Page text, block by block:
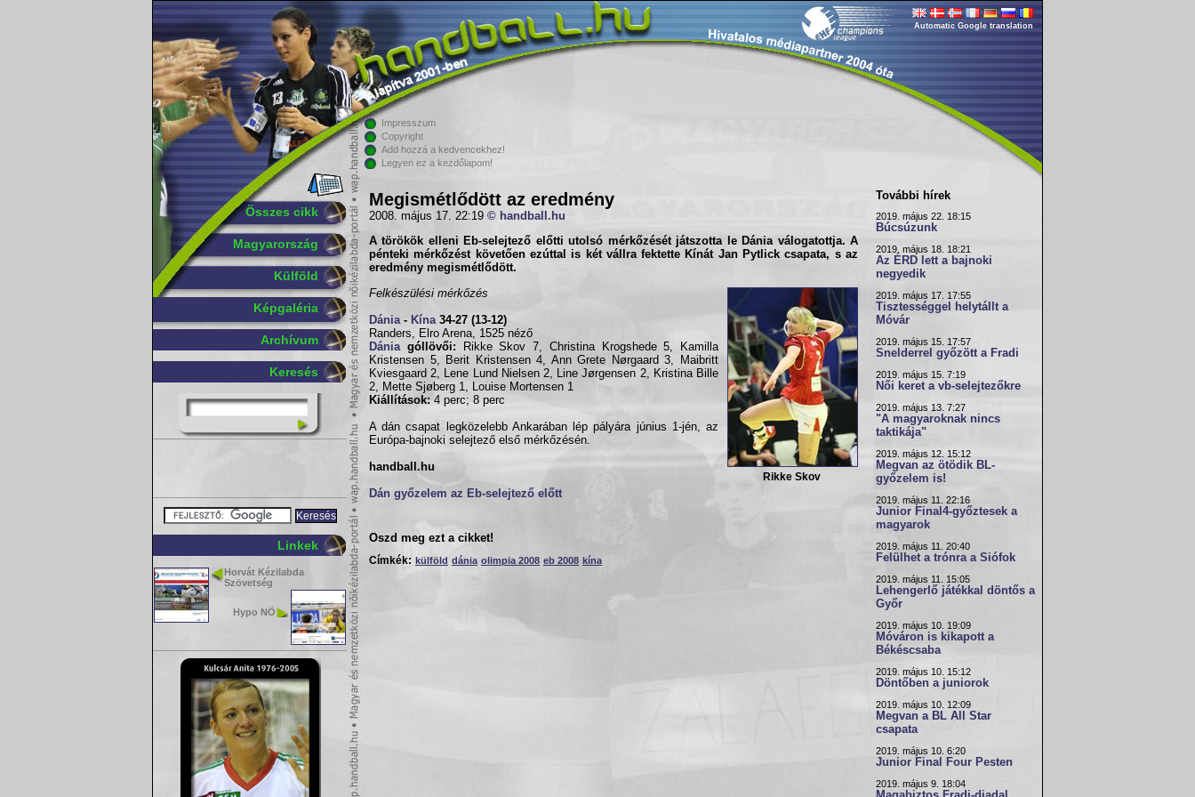
Összes cikk
Magyarország
Külföld
Képgaléria
Archívum
Keresés
Linkek
Horvát Kézilabda
Szövetség
Hypo NÖ
Automatic Google translation
Impresszum
Copyright
Add hozzá a kedvencekhez!
Legyen ez a kezdőlapom!
Megismétlődött az eredmény
2008. május 17. 22:19 © handball.hu
A törökök elleni Eb-selejtező előtti utolsó mérkőzését játszotta le Dániaválogatottja. A
pénteki mérkőzést követően ezúttal is két vállra fektette KínátJan Pytlick csapata, s az
eredmény megismétlődött.
Rikke Skov
Felkészülési mérkőzés
Dánia - Kína 34-27 (13-12)
Randers, Elro Arena, 1525 néző
Dánia góllövői: Rikke Skov 7, Christina Krogshede 5, Kamilla
Kristensen 5, Berit Kristensen 4, Ann Grete Nørgaard 3, Maibritt
Kviesgaard 2, Lene Lund Nielsen 2, Line Jørgensen 2, Kristina Bille
2, Mette Sjøberg 1, Louise Mortensen 1
Kiállítások:4 perc; 8 perc
A dán csapat legközelebb Ankarában lép pályára június 1-jén, az
Európa-bajnoki selejtező első mérkőzésén.
handball.hu
Dán győzelem az Eb-selejtező előtt
Oszd meg ezt a cikket!
Címkék: külföld dánia olimpia 2008 eb 2008 kína
További hírek
2019. május 22. 18:15
Búcsúzunk
2019. május 18. 18:21
Az ÉRD lett a bajnoki
negyedik
2019. május 17. 17:55
Tisztességgel helytállt a
Móvár
2019. május 15. 17:57
Snelderrel győzött a Fradi
2019. május 15. 7:19
Női keret a vb-selejtezőkre
2019. május 13. 7:27
"A magyaroknak nincs
taktikája"
2019. május 12. 15:12
Megvan az ötödik BL-
győzelem is!
2019. május 11. 22:16
Junior Final4-győztesek a
magyarok
2019. május 11. 20:40
Felülhet a trónra a Siófok
2019. május 11. 15:05
Lehengerlő játékkal döntős a
Győr
2019. május 10. 19:09
Móváron is kikapott a
Békéscsaba
2019. május 10. 15:12
Döntőben a juniorok
2019. május 10. 12:09
Megvan a BL All Star
csapata
2019. május 10. 6:20
Junior Final Four Pesten
2019. május 9. 18:04